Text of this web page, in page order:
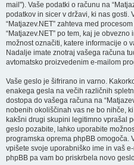
mail"). Vaše podatki o računu na
podatkov in sicer v državi, ki nas gosti.
“Matjazev.NET” zahteva med
“Matjazev.NET” po tem, kaj je
možnost označiti, katere informacije o
Nadalje imate znotraj vašega računa
avtomatsko proizvedenim e-mailom
Vaše geslo je šifrirano in varno.
enakega gesla na večih različnih
dostopa do vašega računa na
nobenih okoliščinah vas ne bo nihče,
kakšni drugi skupini legitimno vprašal
geslo pozabite, lahko uporabite
programska oprema phpBB omogoča.
vpišete svoje uporabniško ime in vaš
phpBB pa vam bo priskrbela novo